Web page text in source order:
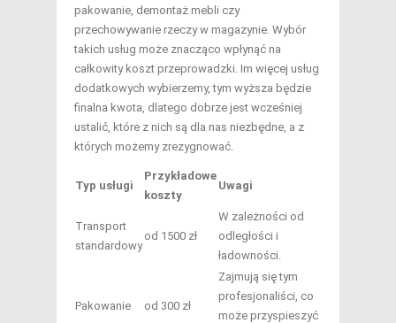
pakowanie, demontaż mebli czy
przechowywanie rzeczy w magazynie. Wybór
takich usług może znacząco wpłynąć na
całkowity koszt przeprowadzki. Im więcej usług
dodatkowych wybierzemy, tym wyższa będzie
finalna kwota, dlatego dobrze jest wcześniej
ustalić, które z nich są dla nas niezbędne, a z
których możemy zrezygnować.
Typ usługi
Przykładowe
koszty
Uwagi
Transport
standardowy
od 1500 zł
W zależności od
odległości i
ładowności.
Pakowanie od 300 zł
Zajmują się tym
profesjonaliści, co
może przyspieszyć